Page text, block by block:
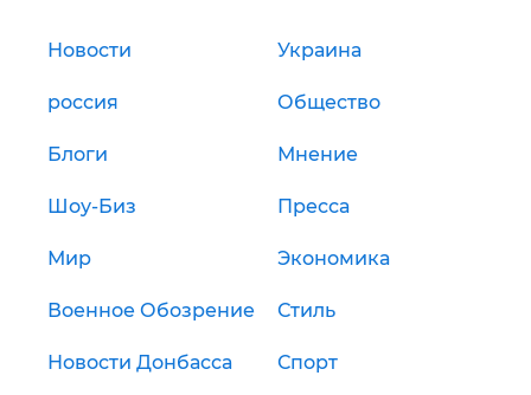
Новости Украина
россия Общество
Блоги Мнение
Шоу-Биз Пресса
Мир Экономика
Военное Обозрение Стиль
Новости Донбасса Спорт